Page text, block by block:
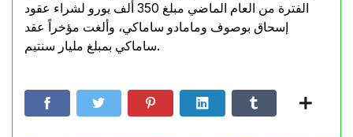
الفترة من العام الماضي مبلغ 350 ألف يورو لشراء عقود
إسحاق بوصوف ومامادو ساماكي، وألغت مؤخراً عقد
ساماكي بمبلغ مليار سنتيم.